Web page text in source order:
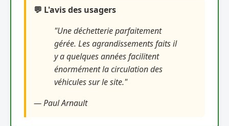
💬 L'avis des usagers
"Une déchetterie parfaitement
gérée. Les agrandissements faits il
y a quelques années facilitent
énormément la circulation des
véhicules sur le site."
— Paul Arnault